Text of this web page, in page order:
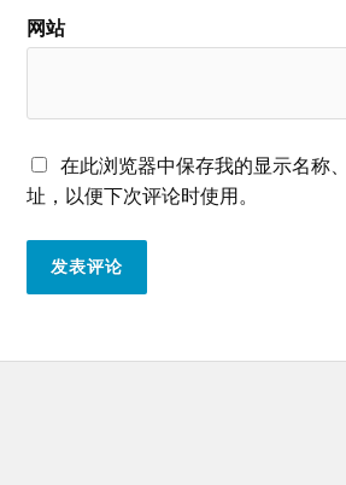
网站
在此浏览器中保存我的显示名称
址，以便下次评论时使用。